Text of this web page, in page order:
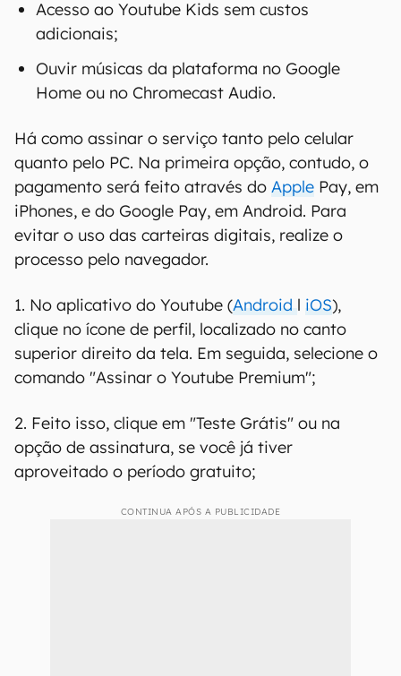
Acesso ao Youtube Kids sem custos
adicionais;
Ouvir músicas da plataforma no Google
Home ou no Chromecast Audio.
Há como assinar o serviço tanto pelo celular
quanto pelo PC. Na primeira opção, contudo, o
pagamento será feito através do Apple Pay, em
iPhones, e do Google Pay, em Android. Para
evitar o uso das carteiras digitais, realize o
processo pelo navegador.
1. No aplicativo do Youtube (Android l iOS),
clique no ícone de perfil, localizado no canto
superior direito da tela. Em seguida, selecione o
comando "Assinar o Youtube Premium";
2. Feito isso, clique em "Teste Grátis" ou na
opção de assinatura, se você já tiver
aproveitado o período gratuito;
CONTINUA APÓS A PUBLICIDADE